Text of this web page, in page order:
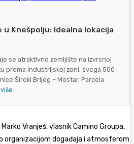
Knešpolju: Idealna lokacija
se atraktivno zemljište na izvrsnoj
prema industrijskoj zoni, svega 500
Široki Brijeg – Mostar. Parcela
Vranješ, vlasnik Camino Groupa,
organizacijom događaja i atmosferom